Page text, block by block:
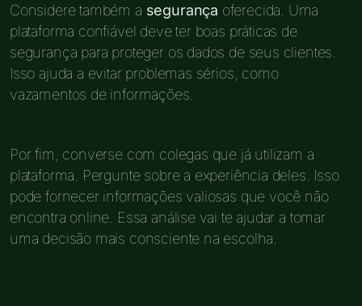
Considere também a segurança oferecida. Uma
plataforma confiável deve ter boas práticas de
segurança para proteger os dados de seus clientes.
Isso ajuda a evitar problemas sérios, como
vazamentos de informações.
Por fim, converse com colegas que já utilizam a
plataforma. Pergunte sobre a experiência deles. Isso
pode fornecer informações valiosas que você não
encontra online. Essa análise vai te ajudar a tomar
uma decisão mais consciente na escolha.